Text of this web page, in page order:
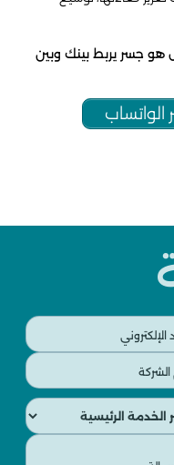
هو جسر يربط بينك وبين
الواتساب